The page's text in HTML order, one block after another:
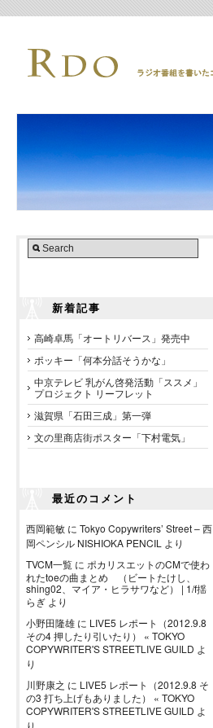
新着記事
高崎卓馬「オートリバース」発売中
ポッキー「何本分話そうかな」
中京テレビ 乳がん啓発活動「ススメ」
プロジェクト リーフレット
滋賀県「石田三成」第一弾
文の里商店街ポスター「下村電気」
最近のコメント
西岡範敏 に Tokyo Copywriters’ Street – 西
岡ペンシル NISHIOKA PENCIL より
TVCM一覧 に ポカリスエットのCMで使わ
れたtoeの曲まとめ （ビートたけし、
shing02、マイア・ヒラサワなど） | 1/f揺
らぎ より
小野田隆雄 に LIVE5 レポート（2012.9.8
その4 押したり引いたり） « TOKYO
COPYWRITER'S STREETLIVE GUILD よ
り
川野康之 に LIVE5 レポート（2012.9.8 そ
の3 打ち上げもありました） « TOKYO
COPYWRITER'S STREETLIVE GUILD よ